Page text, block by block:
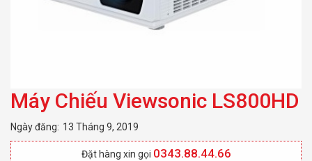
Máy Chiếu Viewsonic LS800HD
Ngày đăng: 13 Tháng 9, 2019
Đặt hàng xin gọi 0343.88.44.66